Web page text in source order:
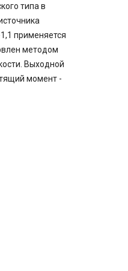
типа в
применяется
методом
Выходной
момент -